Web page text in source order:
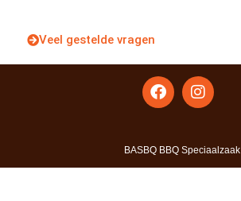
Veel gestelde vragen
BASBQ BBQ Speciaalzaak